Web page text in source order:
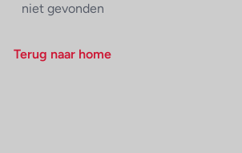
niet gevonden
Terug naar home